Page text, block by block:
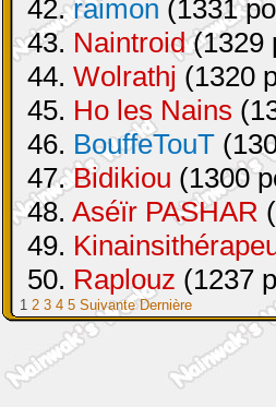
42.raimon (1331
43. Naintroid(1329
44. Wolrathj (1320
45. Ho les Nains
46. BouffeTouT
47.Bidikiou (1300
48. Aséïr PASHAR
49.
50. Raplouz (1237
1 2 3 4 5 Suivante Dernière